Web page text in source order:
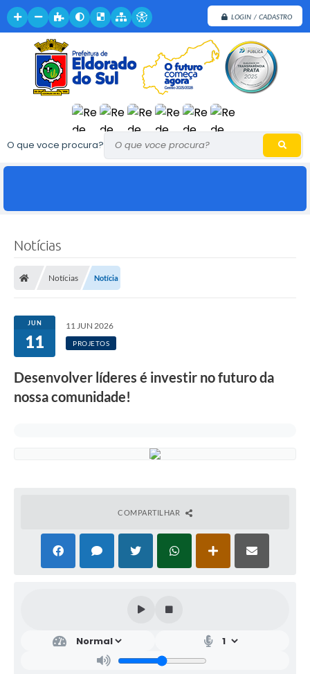
LOGIN / CADASTRO
O que voce procura?
Notícias
Notícias Notícia
JUN
11
11 JUN 2026
PROJETOS
Desenvolver líderes é investir no futuro da
nossa comunidade!
COMPARTILHAR